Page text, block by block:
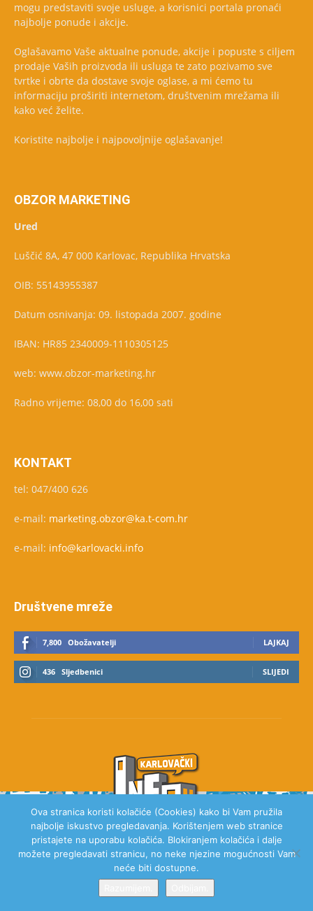
mogu predstaviti svoje usluge, a korisnici portala pronaći
najbolje ponude i akcije.
Oglašavamo Vaše aktualne ponude, akcije i popuste s ciljem
prodaje Vaših proizvoda ili usluga te zato pozivamo sve
tvrtke i obrte da dostave svoje oglase, a mi ćemo tu
informaciju proširiti internetom, društvenim mrežama ili
kako već želite.
Koristite najbolje i najpovoljnije oglašavanje!
OBZOR MARKETING
Ured
Luščić 8A, 47 000 Karlovac, Republika Hrvatska
OIB: 55143955387
Datum osnivanja: 09. listopada 2007. godine
IBAN: HR85 2340009-1110305125
web: www.obzor-marketing.hr
Radno vrijeme: 08,00 do 16,00 sati
KONTAKT
tel: 047/400 626
e-mail: marketing.obzor@ka.t-com.hr
e-mail: info@karlovacki.info
Društvene mreže
7,800 Obožavatelji LAJKAJ
436 Sljedbenici SLIJEDI
O NAMA
Ova stranica koristi kolačiće (Cookies) kako bi Vam pružila
najbolje iskustvo pregledavanja. Korištenjem web stranice
pristajete na uporabu kolačića. Blokiranjem kolačića i dalje
možete pregledavati stranicu, no neke njezine mogućnosti Vam
neće biti dostupne.